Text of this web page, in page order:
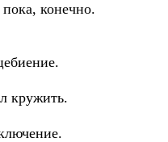
конечно.